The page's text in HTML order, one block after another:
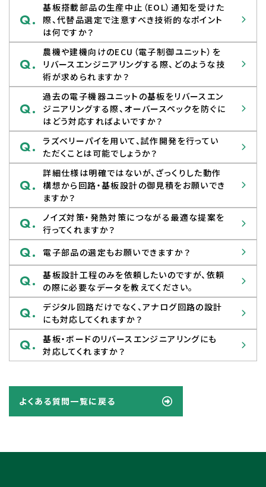
Q.
基板搭載部品の生産中止（EOL）通知を受けた
際、代替品選定で注意すべき技術的なポイント
は何ですか？
Q.
農機や建機向けのECU（電子制御ユニット）を
リバースエンジニアリングする際、どのような技
術が求められますか？
Q.
過去の電子機器ユニットの基板をリバースエン
ジニアリングする際、オーバースペックを防ぐに
はどう対応すればよいですか？
Q.
ラズベリーパイを用いて、試作開発を行ってい
ただくことは可能でしょうか？
Q.
詳細仕様は明確ではないが、ざっくりした動作
構想から回路・基板設計の御見積をお願いでき
ますか？
Q.
ノイズ対策・発熱対策につながる最適な提案を
行ってくれますか？
Q. 電子部品の選定もお願いできますか？
Q.
基板設計工程のみを依頼したいのですが、依頼
の際に必要なデータを教えてください。
Q.
デジタル回路だけでなく、アナログ回路の設計
にも対応してくれますか？
Q.
基板・ボードのリバースエンジニアリングにも
対応してくれますか？
よくある質問一覧に戻る